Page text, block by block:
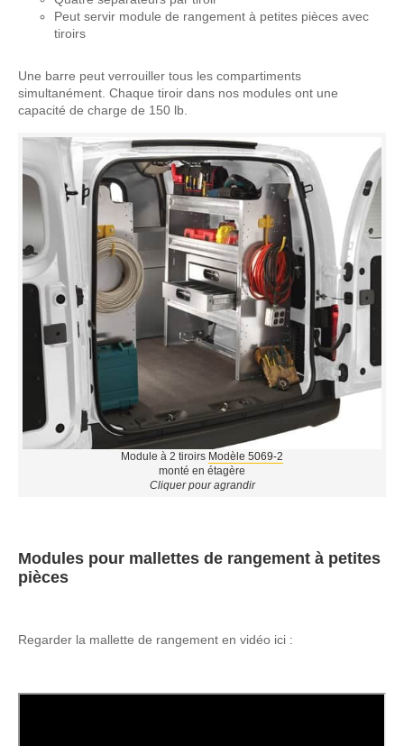
Peut servir module de rangement à petites pièces avec
tiroirs
Une barre peut verrouiller tous les compartiments
simultanément. Chaque tiroir dans nos modules ont une
capacité de charge de 150 lb.
Module à 2 tiroirs Modèle 5069-2
monté en étagère
Cliquer pour agrandir
Modules pour mallettes de rangement à petites
pièces
Regarder la mallette de rangement en vidéo ici :